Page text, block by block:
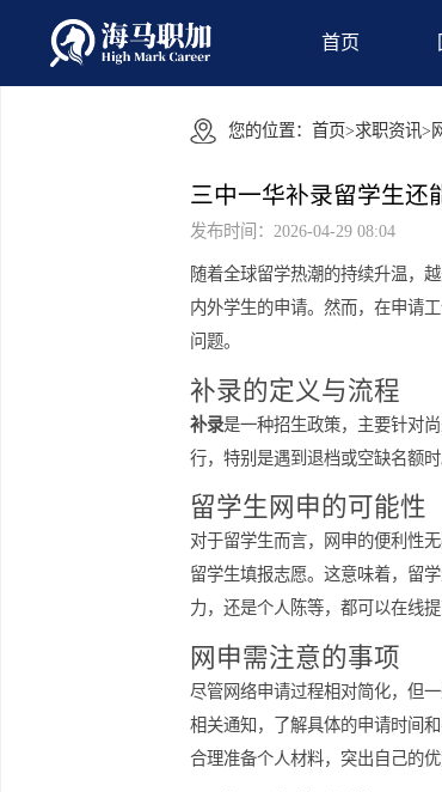
首页
您的位置： 首页 >求职
三中一华补录留学
随着全球留学热潮的持续
内外学生的申请。然而，
问题。
补录的定义与流
补录是一种招生政策，主要
行，特别是遇到退档或空缺
留学生网申的可
对于留学生而言，网申的
留学生填报志愿。这意味
力，还是个人陈等，都可以
网申需注意的事
尽管网络申请过程相对简